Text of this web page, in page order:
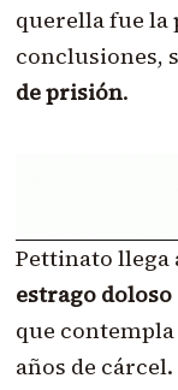
querella fue la
conclusiones,
de prisión.
Pettinato llega
estrago
que contempla
años de cárcel.